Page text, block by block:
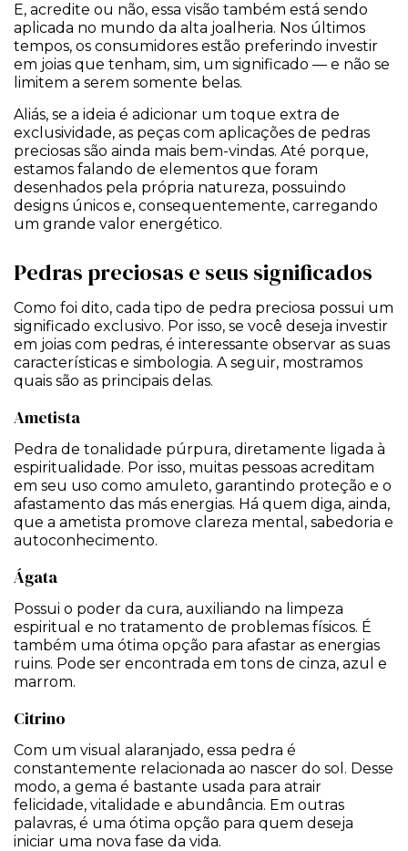
E, acredite ou não, essa visão também está sendo
aplicada no mundo da alta joalheria. Nos últimos
tempos, os consumidores estão preferindo investir
em joias que tenham, sim, um significado — e não se
limitem a serem somente belas.
Aliás, se a ideia é adicionar um toque extra de
exclusividade, as peças com aplicações de pedras
preciosas são ainda mais bem-vindas. Até porque,
estamos falando de elementos que foram
desenhados pela própria natureza, possuindo
designs únicos e, consequentemente, carregando
um grande valor energético.
Pedras preciosas e seus significados
Como foi dito, cada tipo de pedra preciosa possui um
significado exclusivo. Por isso, se você deseja investir
em joias com pedras, é interessante observar as suas
características e simbologia. A seguir, mostramos
quais são as principais delas.
Ametista
Pedra de tonalidade púrpura, diretamente ligada à
espiritualidade. Por isso, muitas pessoas acreditam
em seu uso como amuleto, garantindo proteção e o
afastamento das más energias. Há quem diga, ainda,
que a ametista promove clareza mental, sabedoria e
autoconhecimento.
Ágata
Possui o poder da cura, auxiliando na limpeza
espiritual e no tratamento de problemas físicos. É
também uma ótima opção para afastar as energias
ruins. Pode ser encontrada em tons de cinza, azul e
marrom.
Citrino
Com um visual alaranjado, essa pedra é
constantemente relacionada ao nascer do sol. Desse
modo, a gema é bastante usada para atrair
felicidade, vitalidade e abundância. Em outras
palavras, é uma ótima opção para quem deseja
iniciar uma nova fase da vida.